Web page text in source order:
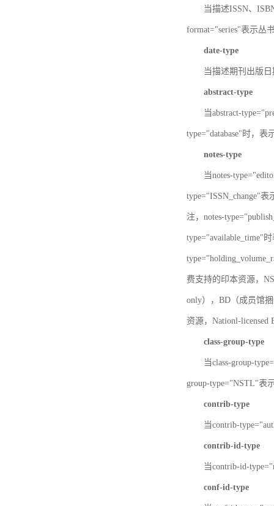
当描述ISSN、
format="series"表示丛
date-type
当描述期刊出版日
abstract-type
当abstract-
type="database"时，表
notes-type
当notes-
type="ISSN_change"
注，notes-
type="available_time"
费支持的印本资源，
only），BD（成员馆
资源，Nationl-licensed
class-group-type
当class-group-
group-type="NSTL"表
contrib-type
当contrib-
contrib-id-type
当contrib-id-
conf-id-type